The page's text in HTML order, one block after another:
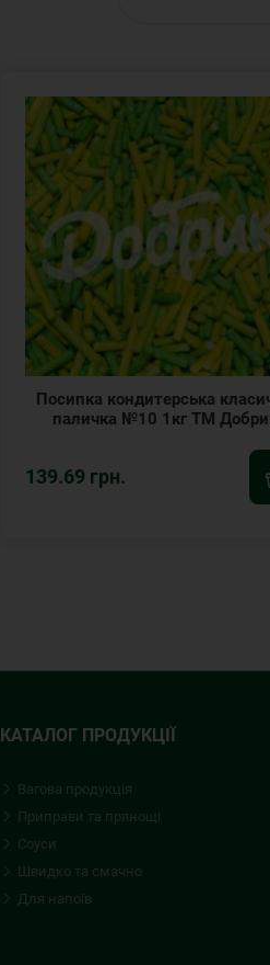
Посипка кондитерська
паличка №10 1кг ТМ
139.69 грн.
КАТАЛОГ ПРОДУКЦІЇ
Вагова продукція
Приправи та прянощі
Соуси
Швидко та смачно
Для напоїв